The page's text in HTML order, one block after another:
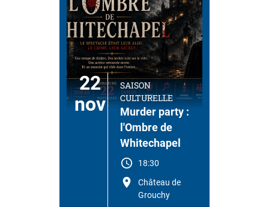
22
nov
SAISON
CULTURELLE
Murder party :
l'Ombre de
Whitechapel
18:30
Château de
Grouchy